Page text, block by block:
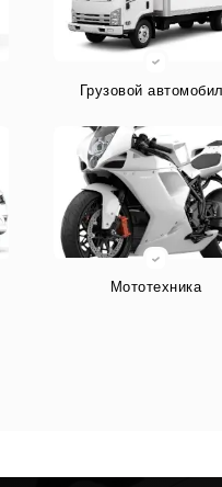
Грузовой
Мототехника